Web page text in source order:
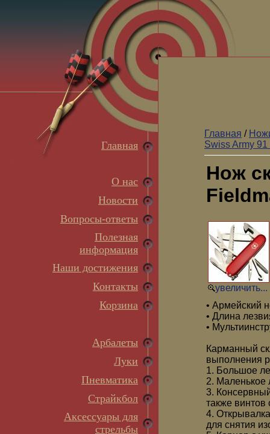
Главная
О нас
Новости
Вопросы-ответы
Полезная
информация
Наши достижения
Контакты
Корзина
Арбалеты
Луки
Пневматика
Страйкбол
Аксессуары для
стрельбы
Главная /
Swiss Army
Нож
увеличить...
• Армейский
• Длина
•
Карманный
выполнения
1. Большое
2. Маленькое
3.
также
4.
для снятия